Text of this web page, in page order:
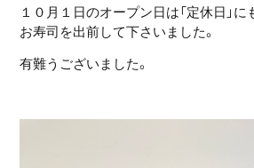
１０月１日のオープン日は「定休日」に
お寿司を出前して下さいました。
有難うございました。